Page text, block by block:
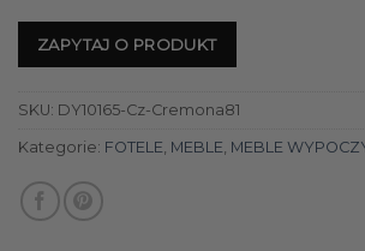
ZAPYTAJ O PRODUKT
SKU: DY10165-Cz-Cremona81
Kategorie: FOTELE, MEBLE, MEBLE